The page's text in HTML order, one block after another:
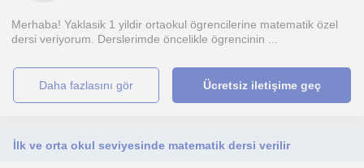
Merhaba! Yaklasik 1 yildir ortaokul ögrencilerine matematik özel
dersi veriyorum. Derslerimde öncelikle ögrencinin ...
daha fazlasını gör Ücretsiz iletişime geç
İlk ve orta okul seviyesinde matematik dersi verilir